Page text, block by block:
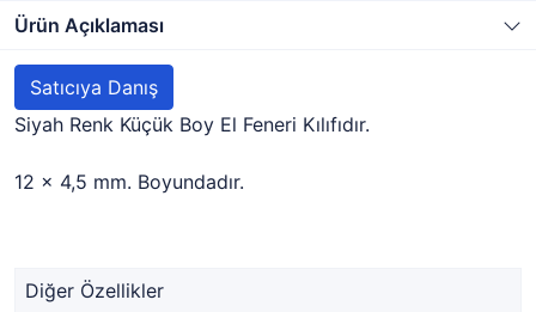
Ürün Açıklaması
Satıcıya Danış
Siyah Renk Küçük Boy El Feneri Kılıfıdır.
12 x 4,5 mm. Boyundadır.
Diğer Özellikler